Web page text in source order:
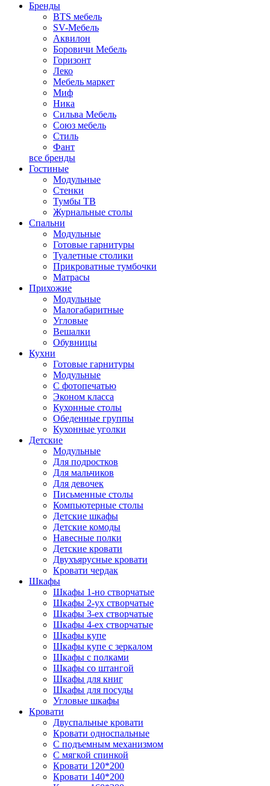
Бренды
BTS мебель
SV-Мебель
Аквилон
Боровичи Мебель
Горизонт
Леко
Мебель маркет
Миф
Ника
Сильва Мебель
Союз мебель
Стиль
Фант
все бренды
Гостиные
Модульные
Стенки
Тумбы ТВ
Журнальные столы
Спальни
Модульные
Готовые гарнитуры
Туалетные столики
Прикроватные тумбочки
Матрасы
Прихожие
Модульные
Малогабаритные
Угловые
Вешалки
Обувницы
Кухни
Готовые гарнитуры
Модульные
С фотопечатью
Эконом класса
Кухонные столы
Обеденные группы
Кухонные уголки
Детские
Модульные
Для подростков
Для мальчиков
Для девочек
Письменные столы
Компьютерные столы
Детские шкафы
Детские комоды
Навесные полки
Детские кровати
Двухъярусные кровати
Кровати чердак
Шкафы
Шкафы 1-но створчатые
Шкафы 2-ух створчатые
Шкафы 3-ех створчатые
Шкафы 4-ех створчатые
Шкафы купе
Шкафы купе с зеркалом
Шкафы с полками
Шкафы со штангой
Шкафы для книг
Шкафы для посуды
Угловые шкафы
Кровати
Двуспальные кровати
Кровати односпальные
С подъемным механизмом
С мягкой спинкой
Кровати 120*200
Кровати 140*200